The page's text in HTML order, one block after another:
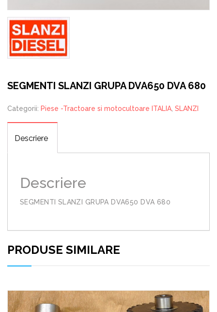
SEGMENTI SLANZI GRUPA DVA650 DVA 680
Categorii: Piese -Tractoare si motocultoare ITALIA SLANZI
Descriere
Descriere
SEGMENTI SLANZI GRUPA DVA650 DVA 680
PRODUSE SIMILARE